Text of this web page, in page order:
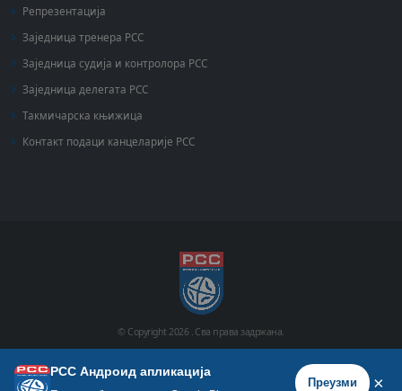
Репрезентација
Заједница тренера РСС
Заједница судија и контролора РСС
Заједница делегата РСС
Такмичарска књижица
Контакт подаци канцеларије РСС
© Copyright2026 . Сва права задржана.
Почетна Историја Фото галерија Видео галерија
РСС Андроид апликација
Преузми ×